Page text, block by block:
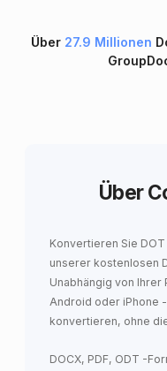
Über 27.9 Millionen
Über
Konvertieren Sie
unserer kostenlosen
Unabhängig von Ihrer
Android oder iPhone
konvertieren, ohne
DOCX, PDF, ODT -